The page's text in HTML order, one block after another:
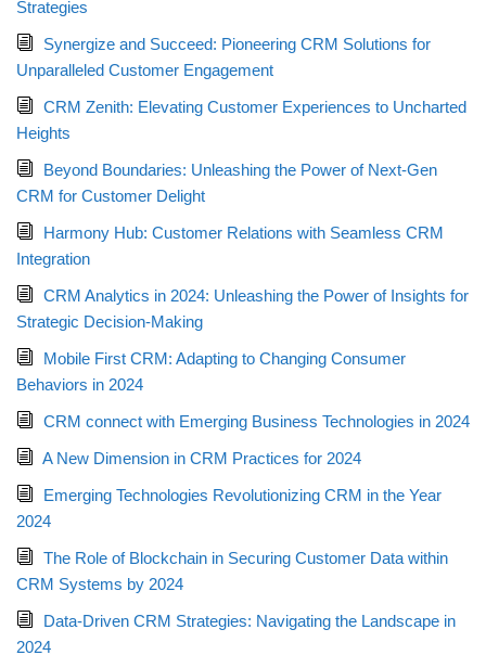
Strategies
Synergize and Succeed: Pioneering CRM Solutions for
Unparalleled Customer Engagement
CRM Zenith: Elevating Customer Experiences to Uncharted
Heights
Beyond Boundaries: Unleashing the Power of Next-Gen
CRM for Customer Delight
Harmony Hub: Customer Relations with Seamless CRM
Integration
CRM Analytics in 2024: Unleashing the Power of Insights for
Strategic Decision-Making
Mobile First CRM: Adapting to Changing Consumer
Behaviors in 2024
CRM connect with Emerging Business Technologies in 2024
A New Dimension in CRM Practices for 2024
Emerging Technologies Revolutionizing CRM in the Year
2024
The Role of Blockchain in Securing Customer Data within
CRM Systems by 2024
Data-Driven CRM Strategies: Navigating the Landscape in
2024